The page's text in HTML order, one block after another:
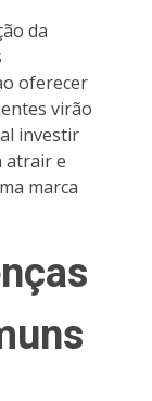
da
oferecer
virão
investir
atrair e
marca